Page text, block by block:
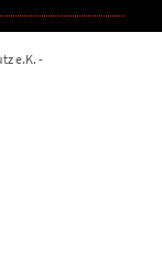
e.K. -